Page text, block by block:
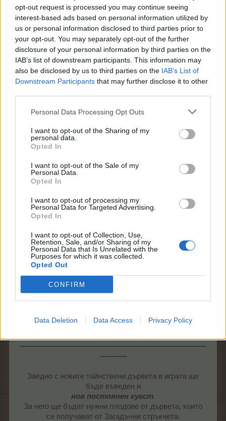
opt-out request is processed you may continue seeing
interest-based ads based on personal information utilized by
us or personal information disclosed to third parties prior to
your opt-out. You may separately opt-out of the further
disclosure of your personal information by third parties on the
IAB’s list of downstream participants. This information may
also be disclosed by us to third parties on the IAB’s List of
Downstream Participants that may further disclose it to other
Personal Data Processing Opt Outs
I want to opt-out of the Sharing of my
personal data.
Opted In
I want to opt-out of the Sale of my
Personal Data.
Opted In
I want to opt-out of processing my
Personal Data for Targeted Advertising.
Opted In
I want to opt-out of Collection, Use,
Retention, Sale, and/or Sharing of my
Personal Data that Is Unrelated with the
Purposes for which it was collected.
Opted Out
CONFIRM
Data Deletion Data Access Privacy Policy
Палма
нолина​
1
ТрТО
2
140
ТрТО
дърво XXL​
280
ТрТО
рядко от често
Също така някои от
досегашните редки
амхерстияXL/ XXLи
а от фермата:
Click to expand...
--------------------------------------------------------------------------
-----------
Заедно с новите тайнствени дървета в играта ще
бъде въведен и
нов постоянен куест.
За него ще бъдат нужни плодове от дървета, които
се получават от Загадъчни стръкчета.